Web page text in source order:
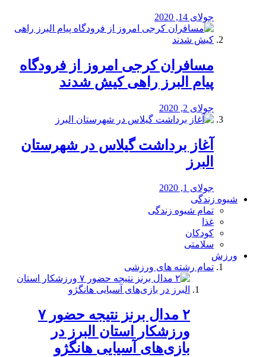
جولای 14, 2020
مسافران کرجی امروز از فرودگاه
پیام البرز راهی کیش شدند
جولای 2, 2020
آغاز برداشت گیلاس در شهرستان
البرز
جولای 1, 2020
شیوه زندگی
تمام شیوه زندگی
غذا
کودکان
سلامتی
ورزش
تمام رشته های ورزشی
۲ مدال برنز نتیجه حضور ۷
ورزشکار استان البرز در
بازی‌های آسیایی هانگژو